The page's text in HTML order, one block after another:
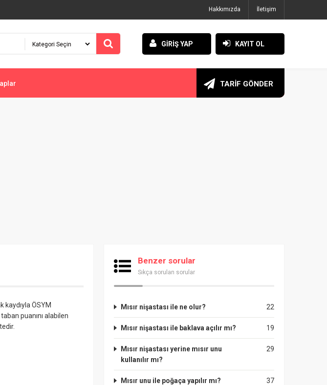
Hakkımızda İletişim
GİRİŞ YAP KAYIT OL
TARİF GÖNDER
kaydıyla ÖSYM
puanını alabilen
Benzer sorular
Sıkça sorulan sorular
22
Mısır nişastası ile ne olur?
19
Mısır nişastası ile baklava açılır mı?
29
Mısır nişastası yerine mısır unu
kullanılır mı?
37
Mısır unu ile poğaça yapılır mı?